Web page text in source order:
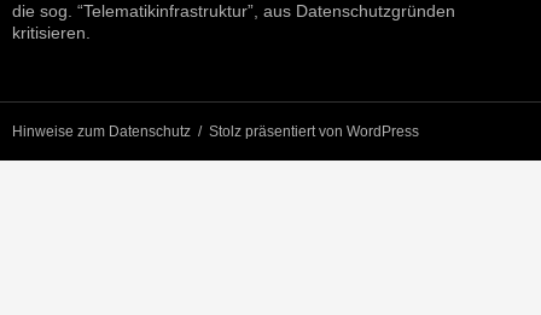
die sog. “Telematikinfrastruktur”, aus Datenschutzgründen
kritisieren.
Hinweise zum Datenschutz Stolz präsentiert von WordPress